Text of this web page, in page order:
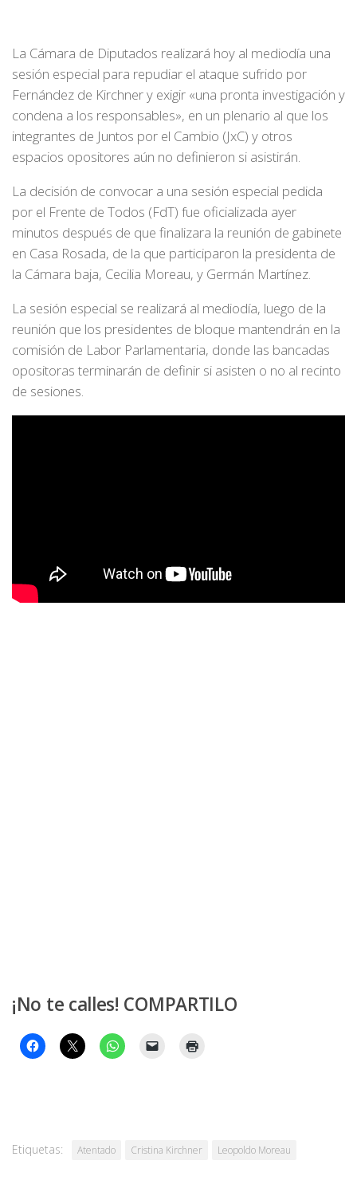
La Cámara de Diputados realizará hoy al mediodía una
sesión especial para repudiar el ataque sufrido por
Fernández de Kirchner y exigir «una pronta investigación y
condena a los responsables», en un plenario al que los
integrantes de Juntos por el Cambio (JxC) y otros
espacios opositores aún no definieron si asistirán.
La decisión de convocar a una sesión especial pedida
por el Frente de Todos (FdT) fue oficializada ayer
minutos después de que finalizara la reunión de gabinete
en Casa Rosada, de la que participaron la presidenta de
la Cámara baja, Cecilia Moreau, y Germán Martínez.
La sesión especial se realizará al mediodía, luego de la
reunión que los presidentes de bloque mantendrán en la
comisión de Labor Parlamentaria, donde las bancadas
opositoras terminarán de definir si asisten o no al recinto
de sesiones.
¡No te calles! COMPARTILO
Etiquetas: Atentado Cristina Kirchner Leopoldo Moreau